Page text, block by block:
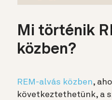
Mi történik
közben?
REM-alvás közben,
következtethetünk, a